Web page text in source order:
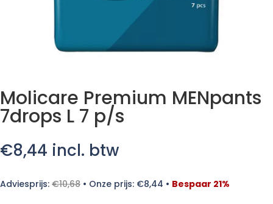
Molicare Premium MENpants
7drops L 7 p/s
€8,44 incl. btw
Adviesprijs: €10,68 • Onze prijs: €8,44 • Bespaar 21%